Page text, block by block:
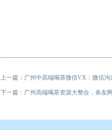
上一篇： 广州中高端喝茶微信VX：微信沟
下一篇： 广州高端喝茶资源大整合，条友